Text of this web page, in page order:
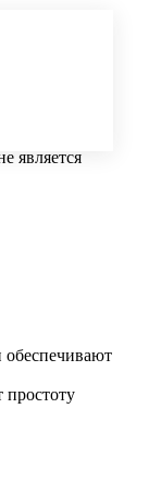
является
обеспечивают